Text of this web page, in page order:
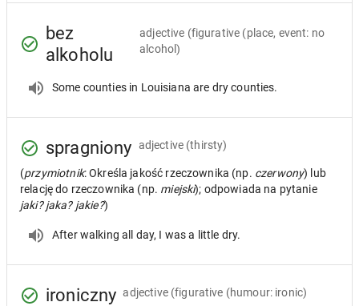
bez
alkoholu
adjective (figurative (place, event: no
alcohol)
Some counties in Louisiana are dry counties.
spragniony adjective (thirsty)
(przymiotnik: Określa jakość rzeczownika (np. czerwony) lub
relację do rzeczownika (np. miejski); odpowiada na pytanie
jaki? jaka? jakie?)
After walking all day, I was a little dry.
ironiczny adjective (figurative (humour: ironic)